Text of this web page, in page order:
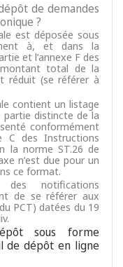
de demandes
?
est déposée sous
à, et dans la
et l’annexe F des
total de la
réduit (se référer à
contient un listage
partie distincte de la
conformément
C des Instructions
la norme ST.26 de
n’est due pour un
ce format.
des notifications
de se référer aux
PCT) datées du 19
sous forme
de dépôt en ligne